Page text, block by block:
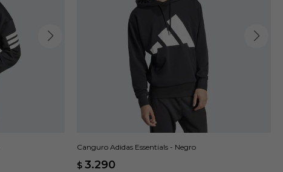
Canguro Adidas Essentials - Negro
$ 3.290